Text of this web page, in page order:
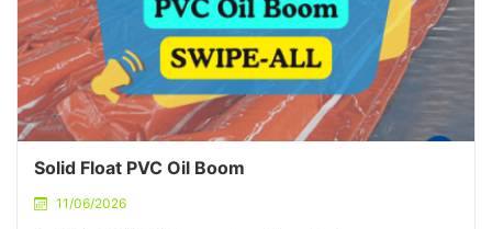
Solid Float PVC Oil Boom
11/06/2026